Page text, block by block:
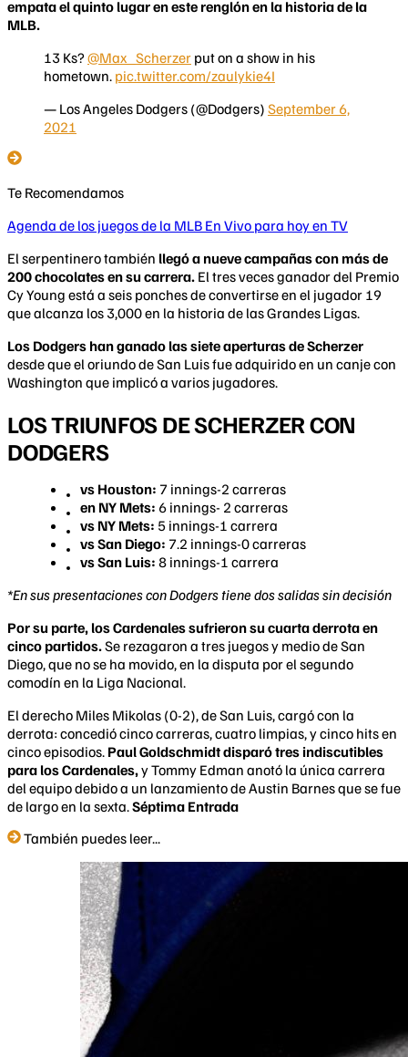
empata el quinto lugar en este renglón en la historia de la
MLB.
13 Ks?@Max_Scherzer put on a show in his
hometown. pic.twitter.com/zaulykie4I
— Los Angeles Dodgers (@Dodgers) September 6,
2021
Te Recomendamos
Agenda de los juegos de la MLB En Vivo para hoy en TV
El serpentinero también llegó a nueve campañas con más de
200 chocolates en su carrera. El tres veces ganador del Premio
Cy Young está a seis ponches de convertirse en el jugador 19
que alcanza los 3,000 en la historia de las Grandes Ligas.
Los Dodgers han ganado las siete aperturas de Scherzer
desde que el oriundo de San Luis fue adquirido en un canje con
Washington que implicó a varios jugadores.
LOS TRIUNFOS DE SCHERZER CON
DODGERS
vs Houston: 7 innings-2 carreras
en NY Mets: 6 innings- 2 carreras
vs NY Mets: 5 innings-1 carrera
vs San Diego: 7.2 innings-0 carreras
vs San Luis: 8 innings-1 carrera
*En sus presentaciones con Dodgers tiene dos salidas sin decisión
Por su parte, los Cardenales sufrieron su cuarta derrota en
cinco partidos.Se rezagaron a tres juegos y medio de San
Diego, que no se ha movido, en la disputa por el segundo
comodín en la Liga Nacional.
El derecho Miles Mikolas (0-2), de San Luis, cargó con la
derrota: concedió cinco carreras, cuatro limpias, y cinco hits en
cinco episodios. Paul Goldschmidt disparó tres indiscutibles
para los Cardenales,y Tommy Edman anotó la única carrera
del equipo debido a un lanzamiento de Austin Barnes que se fue
de largo en la sexta.Séptima Entrada
También puedes leer...